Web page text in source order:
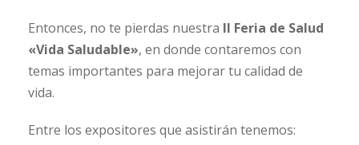
Entonces, no te pierdas nuestra II Feria de Salud
«Vida Saludable», en donde contaremos con
temas importantes para mejorar tu calidad de
vida.
Entre los expositores que asistirán tenemos: